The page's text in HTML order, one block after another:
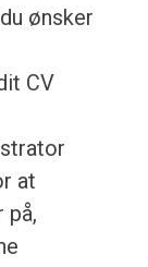
ønsker
CV
at
på,